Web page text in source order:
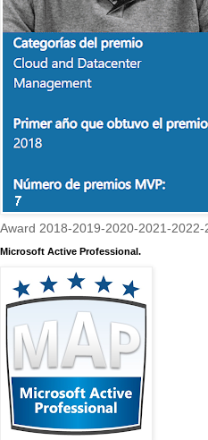
Award 2018-2019-2020-2021-2022-
Microsoft Active Professional.